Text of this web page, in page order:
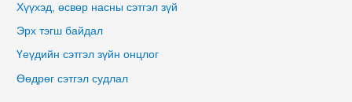
Хүүхэд, өсвөр насны сэтгэл зүй
Эрх тэгш байдал
Үеүдийн сэтгэл зүйн онцлог
Өөдрөг сэтгэл судлал